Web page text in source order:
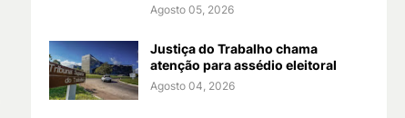
Agosto 05, 2026
Justiça do Trabalho chama
atenção para assédio eleitoral
Agosto 04, 2026